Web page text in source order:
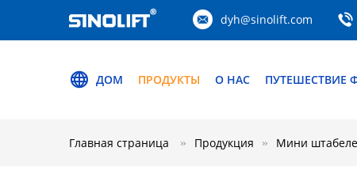
dyh@sinolift.com
ДОМ ПРОДУКТЫ О НАС ПУТЕШЕСТВИЕ
Главная страница Продукция Мини